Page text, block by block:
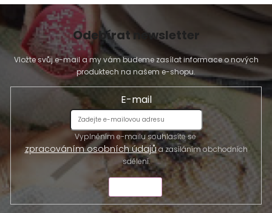
Odebírat newsletter
Vložte svůj e-mail a my vám budeme zasílat informace o nových
produktech na našem e-shopu.
E-mail
Vyplněním e-mailu souhlasíte se
zpracováním osobních údajůa zasíláním obchodních
sdělení.